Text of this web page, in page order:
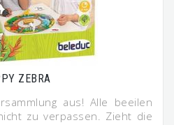
ZEBRA
aus! Alle beeilen
zu verpassen. Zieht die